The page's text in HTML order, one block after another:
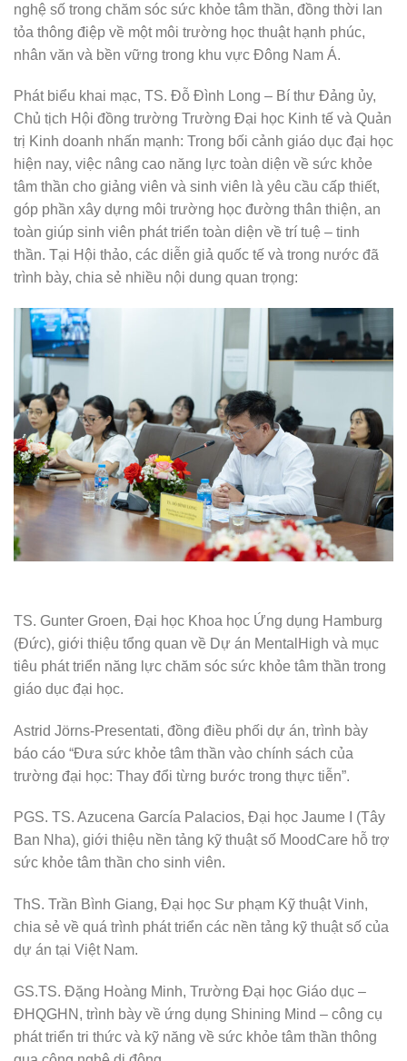
nghệ số trong chăm sóc sức khỏe tâm thần, đồng thời lan
tỏa thông điệp về một môi trường học thuật hạnh phúc,
nhân văn và bền vững trong khu vực Đông Nam Á.
Phát biểu khai mạc, TS. Đỗ Đình Long – Bí thư Đảng ủy,
Chủ tịch Hội đồng trường Trường Đại học Kinh tế và Quản
trị Kinh doanh nhấn mạnh: Trong bối cảnh giáo dục đại học
hiện nay, việc nâng cao năng lực toàn diện về sức khỏe
tâm thần cho giảng viên và sinh viên là yêu cầu cấp thiết,
góp phần xây dựng môi trường học đường thân thiện, an
toàn giúp sinh viên phát triển toàn diện về trí tuệ – tinh
thần. Tại Hội thảo, các diễn giả quốc tế và trong nước đã
trình bày, chia sẻ nhiều nội dung quan trọng:
TS. Gunter Groen, Đại học Khoa học Ứng dụng Hamburg
(Đức), giới thiệu tổng quan về Dự án MentalHigh và mục
tiêu phát triển năng lực chăm sóc sức khỏe tâm thần trong
giáo dục đại học.
Astrid Jörns-Presentati, đồng điều phối dự án, trình bày
báo cáo “Đưa sức khỏe tâm thần vào chính sách của
trường đại học: Thay đổi từng bước trong thực tiễn”.
PGS. TS. Azucena García Palacios, Đại học Jaume I (Tây
Ban Nha), giới thiệu nền tảng kỹ thuật số MoodCare hỗ trợ
sức khỏe tâm thần cho sinh viên.
ThS. Trần Bình Giang, Đại học Sư phạm Kỹ thuật Vinh,
chia sẻ về quá trình phát triển các nền tảng kỹ thuật số của
dự án tại Việt Nam.
GS.TS. Đặng Hoàng Minh, Trường Đại học Giáo dục –
ĐHQGHN, trình bày về ứng dụng Shining Mind – công cụ
phát triển tri thức và kỹ năng về sức khỏe tâm thần thông